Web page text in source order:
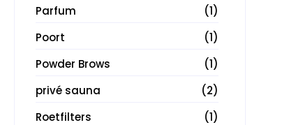
Parfum
(1)
Poort
(1)
Powder Brows
(1)
privé sauna
(2)
Roetfilters
(1)